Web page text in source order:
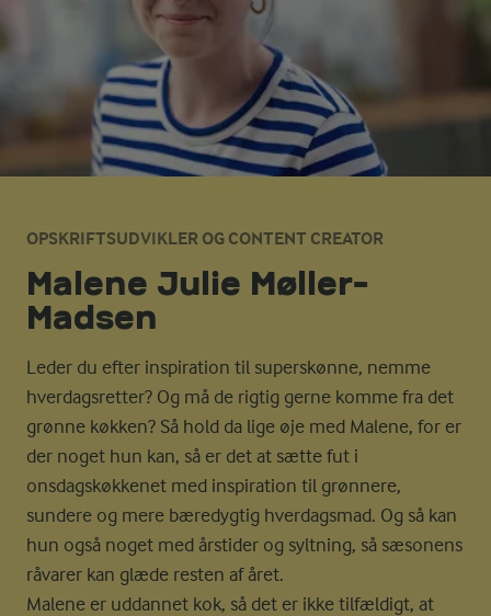
OPSKRIFTSUDVIKLER OG CONTENT CREATOR
Malene Julie Møller-
Madsen
Leder du efter inspiration til superskønne, nemme
hverdagsretter? Og må de rigtig gerne komme fra det
grønne køkken? Så hold da lige øje med Malene, for er
der noget hun kan, så er det at sætte fut i
onsdagskøkkenet med inspiration til grønnere,
sundere og mere bæredygtig hverdagsmad. Og så kan
hun også noget med årstider og syltning, så sæsonens
råvarer kan glæde resten af året.
Malene er uddannet kok, så det er ikke tilfældigt, at